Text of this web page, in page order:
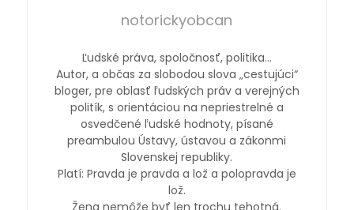
notorickyobcan
Ľudské práva, spoločnosť, politika…
Autor, a občas za slobodou slova „cestujúci“
bloger, pre oblasť ľudských práv a verejných
politík, s orientáciou na nepriestrelné a
osvedčené ľudské hodnoty, písané
preambulou Ústavy, ústavou a zákonmi
Slovenskej republiky.
Platí: Pravda je pravda a lož a polopravda je
lož.